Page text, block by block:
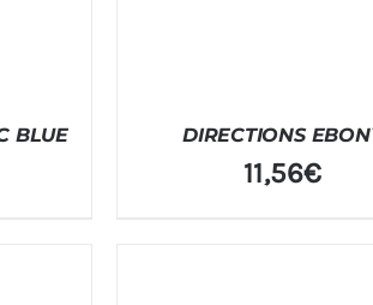
BLUE DIRECTIONS
11,56€